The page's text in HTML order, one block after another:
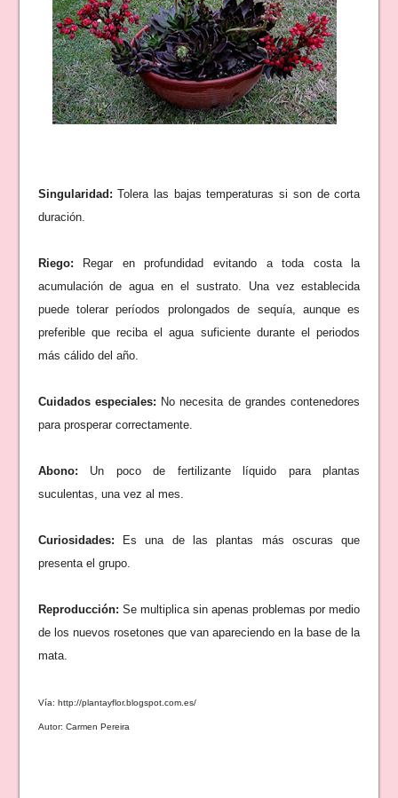
Singularidad: Tolera las bajas temperaturas si son de corta
duración.
Riego: Regar en profundidad evitando a toda costa la
acumulación de agua en el sustrato. Una vez establecida
puede tolerar períodos prolongados de sequía, aunque es
preferible que reciba el agua suficiente durante el periodos
más cálido del año.
Cuidados especiales: No necesita de grandes contenedores
para prosperar correctamente.
Abono: Un poco de fertilizante líquido para plantas
suculentas, una vez al mes.
Curiosidades: Es una de las plantas más oscuras que
presenta el grupo.
Reproducción: Se multiplica sin apenas problemas por medio
de los nuevos rosetones que van apareciendo en la base de la
mata.
Vía: http://plantayflor.blogspot.com.es/
Autor: Carmen Pereira